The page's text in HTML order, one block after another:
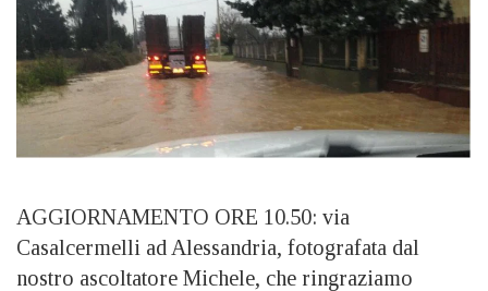
AGGIORNAMENTO ORE 10.50: via
Casalcermelli ad Alessandria, fotografata dal
nostro ascoltatore Michele, che ringraziamo